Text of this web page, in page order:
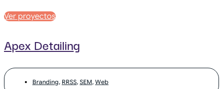
Ver proyectos
Apex Detailing
Branding, RRSS, SEM, Web